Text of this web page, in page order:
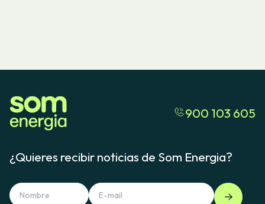
900 103 605
¿Quieres recibir noticias de Som Energia?